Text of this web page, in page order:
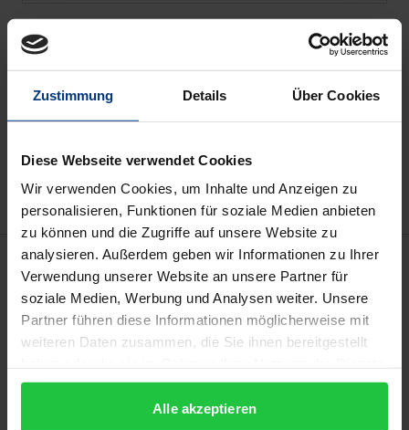
Zustimmung Details Über Cookies
Diese Webseite verwendet Cookies
Wir verwenden Cookies, um Inhalte und Anzeigen zu
personalisieren, Funktionen für soziale Medien anbieten
zu können und die Zugriffe auf unsere Website zu
analysieren. Außerdem geben wir Informationen zu Ihrer
Verwendung unserer Website an unsere Partner für
soziale Medien, Werbung und Analysen weiter. Unsere
Partner führen diese Informationen möglicherweise mit
weiteren Daten zusammen, die Sie ihnen bereitgestellt
gesammelt haben.
Alle akzeptieren
Prices include VAT. Depending on the delivery address, VAT
may vary at checkout.
Delivery cost notice
Description
200 years ago, the first edition of "Theodor oder des
Zweiflers Weihe" (“Theodore Or The Sceptics
which is still considered one of the most important
theological novels of its time. On the occasion of the